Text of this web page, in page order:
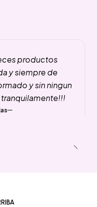
productos
y siempre de
y sin ningun